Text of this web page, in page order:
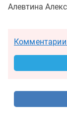
Алевтина
Комментарии